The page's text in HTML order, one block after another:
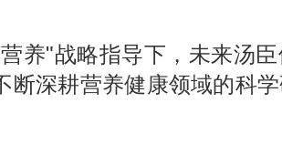
"战略指导下，未来汤臣
断深耕营养健康领域的科